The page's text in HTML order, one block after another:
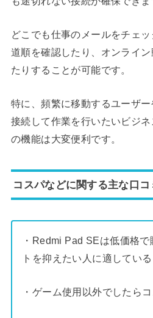
どこでも仕事のメールをチェ
道順を確認したり、オンライ
たりすることが可能です。
特に、頻繁に移動するユーザ
接続して作業を行いたいビジ
の機能は大変便利です。
コスパなどに関する主な口コ
・Redmi Pad SEは低価格
トを抑えたい人に適している
・ゲーム使用以外でしたら